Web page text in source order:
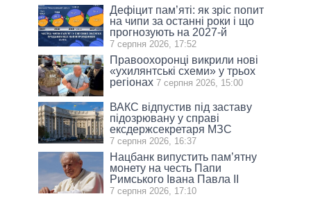
Дефіцит пам’яті: як зріс попит
на чипи за останні роки і що
прогнозують на 2027-й
7 серпня 2026, 17:52
Правоохоронці викрили нові
«ухилянтські схеми» у трьох
регіонах 7 серпня 2026, 15:00
ВАКС відпустив під заставу
підозрювану у справі
ексдержсекретаря МЗС
7 серпня 2026, 16:37
Нацбанк випустить пам’ятну
монету на честь Папи
Римського Івана Павла II
7 серпня 2026, 17:10